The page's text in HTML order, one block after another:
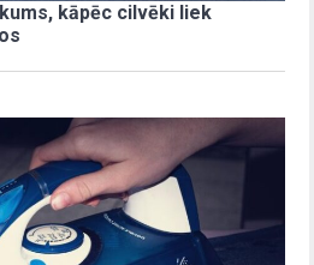
kāpēc cilvēki liek